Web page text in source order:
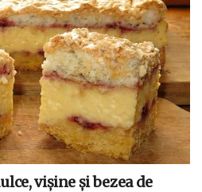
vișine și bezea de